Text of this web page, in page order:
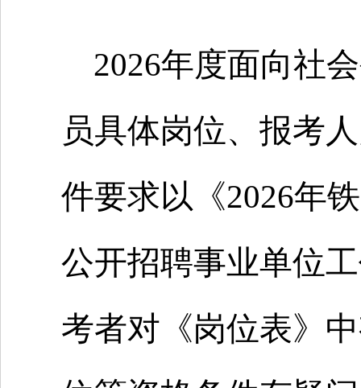
2026年度面向社
员具体岗位、报考
件要求以《2026年
公开招聘事业单位
考者对《岗位表》